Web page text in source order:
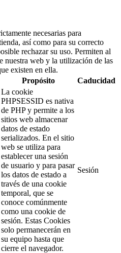
necesarias para
así como para su correcto
rechazar su uso. Permiten al
nuestra web y la utilización de las
existen en ella.
Propósito Caducidad
La cookie
PHPSESSID es nativa
de PHP y permite a los
sitios web almacenar
datos de estado
serializados. En el sitio
web se utiliza para
establecer una sesión
de usuario y para pasar
los datos de estado a
través de una cookie
temporal, que se
conoce comúnmente
como una cookie de
sesión. Estas Cookies
solo permanecerán en
su equipo hasta que
cierre el navegador.
Sesión